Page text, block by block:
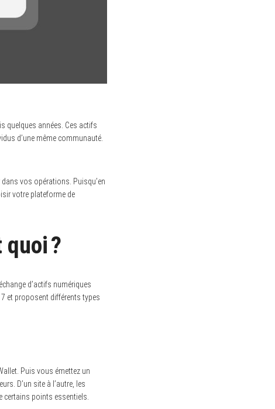
quelques années. Ces actifs
d’une même communauté.
vos opérations. Puisqu’en
votre plateforme de
?
d’actifs numériques
et proposent différents types
Puis vous émettez un
D’un site à l’autre, les
certains points essentiels.